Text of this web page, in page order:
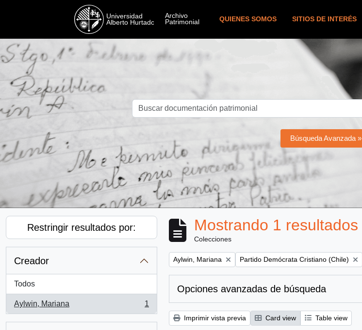
QUIENES SOMOS SITIOS DE INTERÉS
Búsqueda Avanzada »
Restringir resultados por:
Creador
Todos
Aylwin, Mariana
, 1 resultados
1
Mostrando 1 resultados
Colecciones
Remove filter:
Aylwin, Mariana Remove filter:
Partido Demócrata Cristiano (Chile)
Opciones avanzadas de búsqueda
Imprimir vista previa Card view Table view